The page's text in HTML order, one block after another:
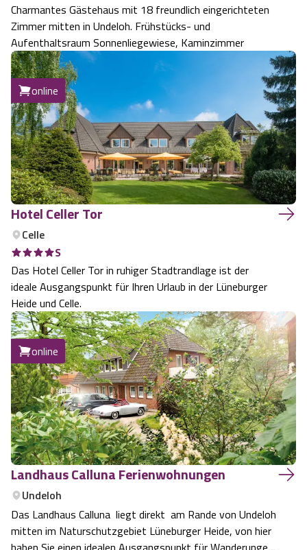
Charmantes Gästehaus mit 18 freundlich eingerichteten
Zimmer mitten in Undeloh. Frühstücks- und
Aufenthaltsraum Sonnenliegewiese, Kaminzimmer
online
Hotel Celler Tor
Celle
S
Das Hotel Celler Tor in ruhiger Stadtrandlage ist der
ideale Ausgangspunkt für Ihren Urlaub in der Lüneburger
Heide und Celle.
online
Landhaus Calluna Ferienwohnungen
Undeloh
Das Landhaus Calluna liegt direkt am Rande von Undeloh
mitten im Naturschutzgebiet Lüneburger Heide, von hier